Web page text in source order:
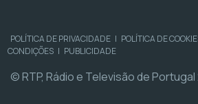
POLÍTICA DE PRIVACIDADE | POLÍTICA DE
CONDIÇÕES | PUBLICIDADE
© RTP, Rádio e Televisão de Portugal